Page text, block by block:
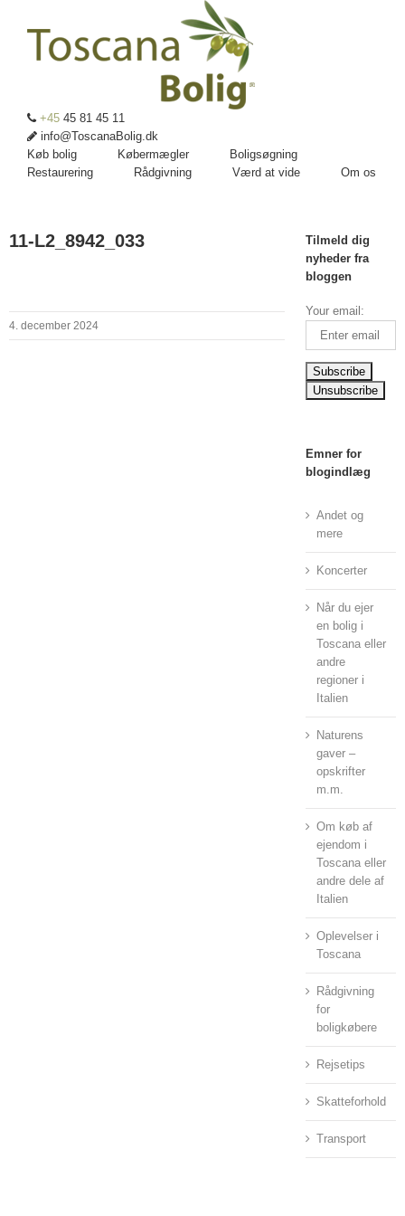
+45 45 81 45 11
info@ToscanaBolig.dk
Køb bolig
Købermægler
Boligsøgning
Restaurering
Rådgivning Værd at vide Om os
11-L2_8942_033
4. december 2024
Tilmeld dig
nyheder fra
bloggen
Your email:
Emner for
blogindlæg
Andet og
mere
Koncerter
Når du ejer
en bolig i
Toscana eller
andre
regioner i
Italien
Naturens
gaver –
opskrifter
m.m.
Om køb af
ejendom i
Toscana eller
andre dele af
Italien
Oplevelser i
Toscana
Rådgivning
for
boligkøbere
Rejsetips
Skatteforhold
Transport